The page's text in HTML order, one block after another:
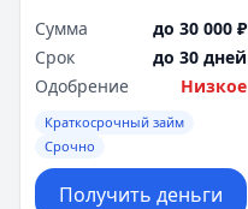
Сумма
до 30 000 ₽
Срок
до 30 дней
Одобрение
Низкое
Краткосрочный займ
Срочно
Получить деньги